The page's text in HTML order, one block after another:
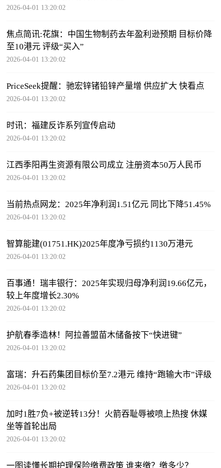
2026-04-01 13:20:02
焦点简讯:花旗：中国生物制药去年盈利逊预期 目标价降
至10港元 评级“买入”
2026-04-01 13:20:02
PriceSeek提醒：驰宏锌锗铅锌产量增 供应扩大 快看点
2026-04-01 13:20:02
时讯：福建反诈系列宣传启动
2026-04-01 13:20:02
江西季阳再生资源有限公司成立 注册资本50万人民币
2026-04-01 13:20:02
当前热点网龙：2025年净利润1.51亿元 同比下降51.45%
2026-04-01 13:20:02
智算能建(01751.HK)2025年度净亏损约1130万港元
2026-04-01 13:20:02
百事通！瑞丰银行：2025年实现归母净利润19.66亿元，
较上年度增长2.30%
2026-04-01 13:20:02
护航春季造林！阿拉善盟苗木储备按下“快进键”
2026-04-01 13:20:02
富瑞：升石药集团目标价至7.2港元 维持“跑输大市”评级
2026-04-01 13:20:02
加时1胜7负+被逆转13分！火箭吞耻辱被喷上热搜 休媒
坐等首轮出局
2026-04-01 13:20:02
一图读懂长期护理保险缴费政策 谁来缴？缴多少？